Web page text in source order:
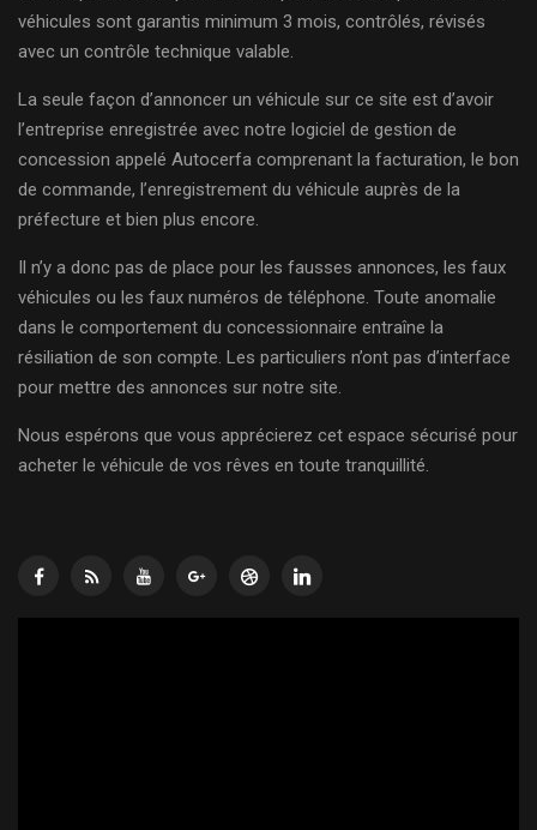
véhicules sont garantis minimum 3 mois, contrôlés, révisés
avec un contrôle technique valable.
La seule façon d’annoncer un véhicule sur ce site est d’avoir
l’entreprise enregistrée avec notre logiciel de gestion de
concession appelé Autocerfa comprenant la facturation, le bon
de commande, l’enregistrement du véhicule auprès de la
préfecture et bien plus encore.
Il n’y a donc pas de place pour les fausses annonces, les faux
véhicules ou les faux numéros de téléphone. Toute anomalie
dans le comportement du concessionnaire entraîne la
résiliation de son compte. Les particuliers n’ont pas d’interface
pour mettre des annonces sur notre site.
Nous espérons que vous apprécierez cet espace sécurisé pour
acheter le véhicule de vos rêves en toute tranquillité.